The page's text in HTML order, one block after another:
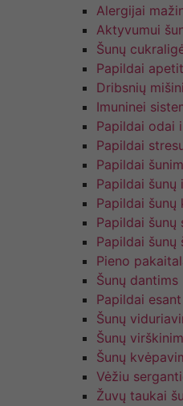
Alergijai
Aktyvumui
Šunų
Papildai
Dribsnių
Imuninei
Papildai odai
Papildai
Papildai
Papildai
Papildai šunų
Papildai šunų
Papildai šunų
Pieno
Šunų dantims
Papildai
Šunų
Šunų
Šunų
Vėžiu
Žuvų taukai